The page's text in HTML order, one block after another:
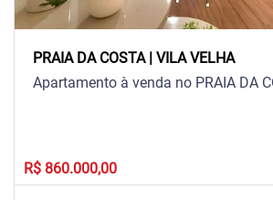
PRAIA DA COSTA | VILA VELHA
Apartamento à venda no PRAIA DA
R$ 860.000,00